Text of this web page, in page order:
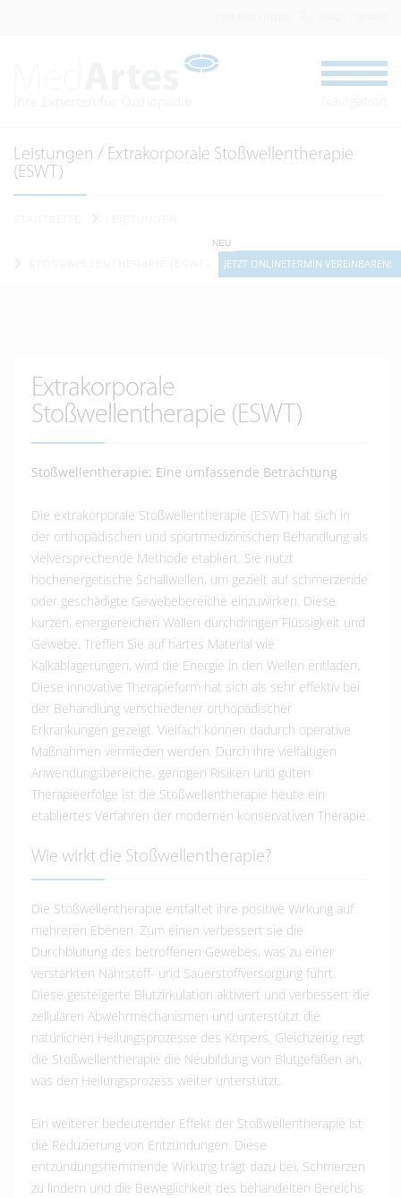
Leistungen / Extrakorporale Stoßwellentherapie
(ESWT)
Extrakorporale
Stoßwellentherapie (ESWT)
Stoßwellentherapie: Eine umfassende Betrachtung
Die extrakorporale Stoßwellentherapie (ESWT) hat sich in
der orthopädischen und sportmedizinischen Behandlung als
vielversprechende Methode etabliert. Sie nutzt
hochenergetische Schallwellen, um gezielt auf schmerzende
oder geschädigte Gewebebereiche einzuwirken. Diese
kurzen, energiereichen Wellen durchdringen Flüssigkeit und
Gewebe. Treffen Sie auf hartes Material wie
Kalkablagerungen, wird die Energie in den Wellen entladen.
Diese innovative Therapieform hat sich als sehr effektiv bei
der Behandlung verschiedener orthopädischer
Erkrankungen gezeigt. Vielfach können dadurch operative
Maßnahmen vermieden werden. Durch ihre vielfältigen
Anwendungsbereiche, geringen Risiken und guten
Therapieerfolge ist die Stoßwellentherapie heute ein
etabliertes Verfahren der modernen konservativen Therapie.
Wie wirkt die Stoßwellentherapie?
Die Stoßwellentherapie entfaltet ihre positive Wirkung auf
mehreren Ebenen. Zum einen verbessert sie die
Durchblutung des betroffenen Gewebes, was zu einer
verstärkten Nährstoff- und Sauerstoffversorgung führt.
Diese gesteigerte Blutzirkulation aktiviert und verbessert die
zellulären Abwehrmechanismen und unterstützt die
natürlichen Heilungsprozesse des Körpers. Gleichzeitig regt
die Stoßwellentherapie die Neubildung von Blutgefäßen an,
was den Heilungsprozess weiter unterstützt.
Ein weiterer bedeutender Effekt der Stoßwellentherapie ist
die Reduzierung von Entzündungen. Diese
entzündungshemmende Wirkung trägt dazu bei, Schmerzen
zu lindern und die Beweglichkeit des behandelten Bereichs
NEU
JETZT ONLINETERMIN VEREINBAREN!